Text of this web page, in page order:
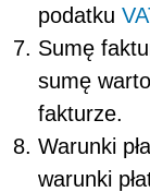
podatku
Sumę
sumę
fakturze.
Warunki
warunki